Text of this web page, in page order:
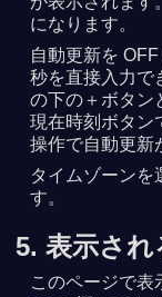
になります。
自動更新を
秒を直接入力で
の下の＋ボタン
現在時刻ボタン
操作で自動更新
タイムゾーンを
す。
5. 表示され
このページで表